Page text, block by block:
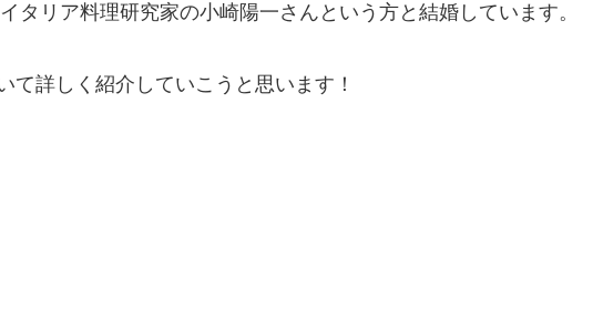
タリア料理研究家の小崎陽一さんという方と結婚しています。
て詳しく紹介していこうと思います！